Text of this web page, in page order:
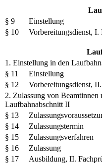
§ 9
Einstellung
§ 10
Vorbereitungsdienst, I.
1. Einstellung in den
§ 11
Einstellung
§ 12
Vorbereitungsdienst,
2. Zulassung von
Laufbahnabschnitt II
§ 13
§ 14
Zulassungstermin
§ 15
Zulassungsverfahren
§ 16
Zulassung
§ 17
Ausbildung, II.